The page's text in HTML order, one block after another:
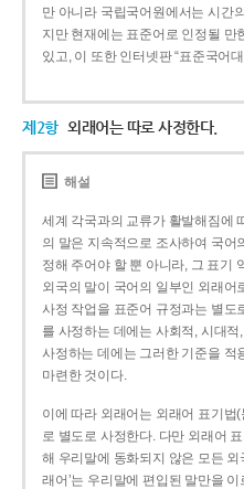
만 아니라 국립국어원에서는 시간
지만 현재에는 표준어로 인정될 만
있고, 이 또한 인터넷판 “표준국어
제2항 외래어는 따로 사정한다.
해설
세계 각국과의 교류가 활발해짐에
의 말은 지속적으로 조사하여 국어
정해 주어야 할 뿐 아니라, 그 표기
외국의 말이 국어의 일부인 외래어
사정 작업을 표준어 규정과는 별도
를 사정하는 데에는 사회적, 시대
사정하는 데에는 그러한 기준을 적
마련한 것이다.
이에 따라 외래어는 외래어 표기
로 별도로 사정한다. 다만 외래어
해 우리말에 동화되지 않은 모든 외
래어’는 우리말에 편입된 말만을